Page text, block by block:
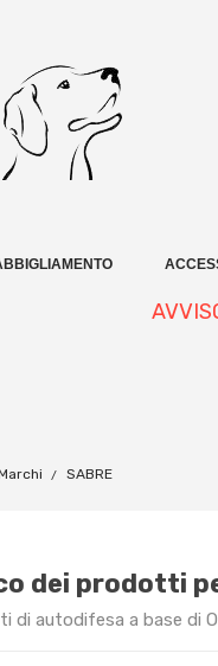
SABRE
dei prodotti
di autodifesa a base di